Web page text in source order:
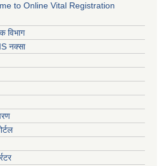
to Online Vital Registration
विभाग
नक्सा